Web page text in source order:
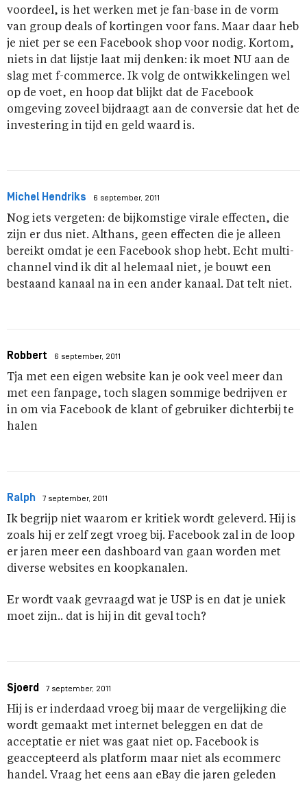
voordeel, is het werken met je fan-base in de vorm
van group deals of kortingen voor fans. Maar daar heb
je niet per se een Facebook shop voor nodig. Kortom,
niets in dat lijstje laat mij denken: ik moet NU aan de
slag met f-commerce. Ik volg de ontwikkelingen wel
op de voet, en hoop dat blijkt dat de Facebook
omgeving zoveel bijdraagt aan de conversie dat het de
investering in tijd en geld waard is.
Michel Hendriks 6 september, 2011
Nog iets vergeten: de bijkomstige virale effecten, die
zijn er dus niet. Althans, geen effecten die je alleen
bereikt omdat je een Facebook shop hebt. Echt multi-
channel vind ik dit al helemaal niet, je bouwt een
bestaand kanaal na in een ander kanaal. Dat telt niet.
Robbert 6 september, 2011
Tja met een eigen website kan je ook veel meer dan
met een fanpage, toch slagen sommige bedrijven er
in om via Facebook de klant of gebruiker dichterbij te
halen
Ralph 7 september, 2011
Ik begrijp niet waarom er kritiek wordt geleverd. Hij is
zoals hij er zelf zegt vroeg bij. Facebook zal in de loop
er jaren meer een dashboard van gaan worden met
diverse websites en koopkanalen.
Er wordt vaak gevraagd wat je USP is en dat je uniek
moet zijn.. dat is hij in dit geval toch?
Sjoerd 7 september, 2011
Hij is er inderdaad vroeg bij maar de vergelijking die
wordt gemaakt met internet beleggen en dat de
acceptatie er niet was gaat niet op. Facebook is
geaccepteerd als platform maar niet als ecommerc
handel. Vraag het eens aan eBay die jaren geleden